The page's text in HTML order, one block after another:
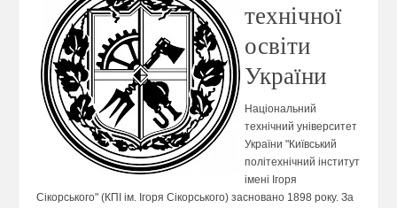
технічної
освіти
України
Національний
технічний університет
України "Київський
політехнічний інститут
імені Ігоря
Сікорського" (КПІ ім. Ігоря Сікорського) засновано 1898 року. За